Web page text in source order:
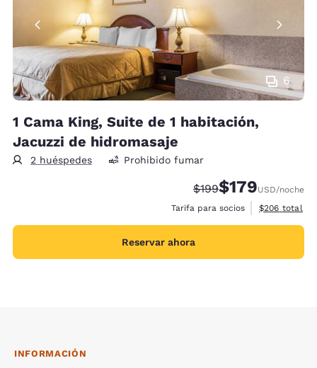
6
1 Cama King, Suite de 1 habitación,
Jacuzzi de hidromasaje
2 huéspedes Prohibido fumar
Precio tachado:
$199Precio con
$179USD/noche
Tarifa para socios
Ver detalles
$206 total
Reservar ahora
INFORMACIÓN